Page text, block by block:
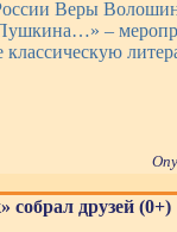
Веры
–
друзей (0+)